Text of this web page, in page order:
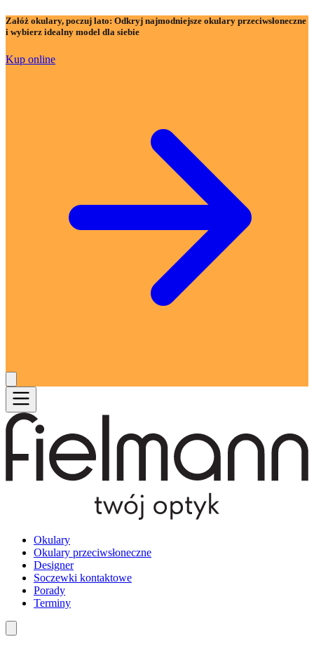
Załóż okulary, poczuj lato: Odkryj najmodniejsze okulary przeciwsłoneczne
i wybierz idealny model dla siebie
Kup online
Okulary
Okulary przeciwsłoneczne
Designer
Soczewki kontaktowe
Porady
Terminy